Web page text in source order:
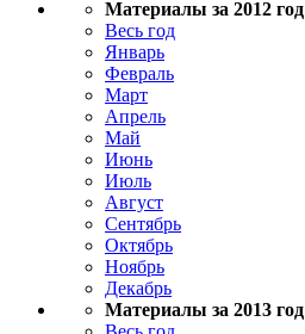
Материалы за 2012 год
Весь год
Январь
Февраль
Март
Апрель
Май
Июнь
Июль
Август
Сентябрь
Октябрь
Ноябрь
Декабрь
Материалы за 2013 год